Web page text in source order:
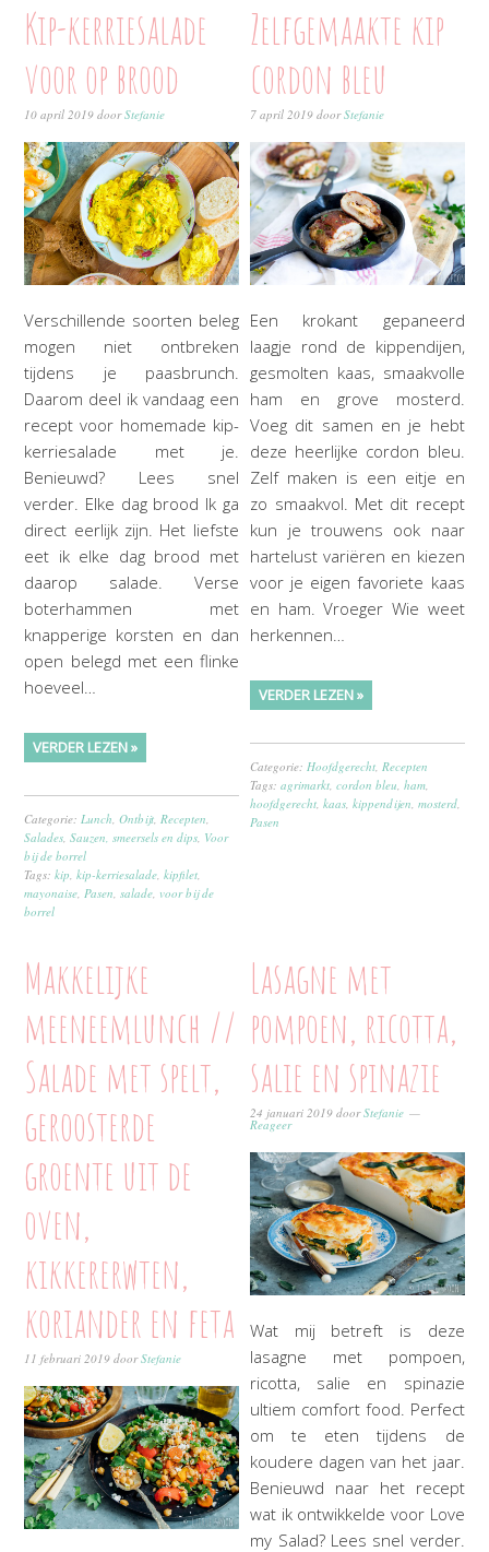
Kip-kerriesalade
voor op brood
10 april 2019 doorStefanie
Verschillende soorten beleg
mogen niet ontbreken
tijdens je paasbrunch.
Daarom deel ik vandaag een
recept voor homemade kip-
kerriesalade met je.
Benieuwd? Lees snel
verder. Elke dag brood Ik ga
direct eerlijk zijn. Het liefste
eet ik elke dag brood met
daarop salade. Verse
boterhammen met
knapperige korsten en dan
open belegd met een flinke
hoeveel…
VERDER LEZEN »
Categorie: Lunch ,Ontbijt Recepten
Salades ,Sauzen, smeersels en dips Voor
bij de borrel
Tags:kip ,kip-kerriesalade ,kipfilet
mayonaise Pasen ,salade voor bij de
borrel
Zelfgemaakte kip
cordon bleu
7 april 2019 doorStefanie
Een krokant gepaneerd
laagje rond de kippendijen,
gesmolten kaas, smaakvolle
ham en grove mosterd.
Voeg dit samen en je hebt
deze heerlijke cordon bleu.
Zelf maken is een eitje en
zo smaakvol. Met dit recept
kun je trouwens ook naar
hartelust variëren en kiezen
voor je eigen favoriete kaas
en ham. Vroeger Wie weet
herkennen…
VERDER LEZEN »
Categorie: Hoofdgerecht Recepten
Tags:agrimarkt ,cordon bleu ,ham
hoofdgerecht ,kaas ,kippendijen ,mosterd
Pasen
Makkelijke
meeneemlunch //
Salade met spelt,
geroosterde
groente uit de
oven,
kikkererwten,
koriander en feta
11 februari 2019 doorStefanie
Lasagne met
pompoen, ricotta,
salie en spinazie
24 januari 2019 doorStefanie
Reageer
Wat mij betreft is deze
lasagne met pompoen,
ricotta, salie en spinazie
ultiem comfort food. Perfect
om te eten tijdens de
koudere dagen van het jaar.
Benieuwd naar het recept
wat ik ontwikkelde voor Love
my Salad? Lees snel verder.